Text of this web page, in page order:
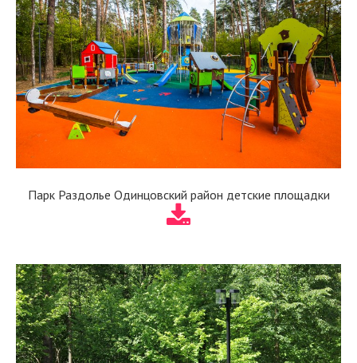
Парк Раздолье Одинцовский район детские площадки